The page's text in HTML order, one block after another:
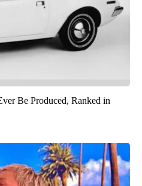
Be Produced, Ranked in